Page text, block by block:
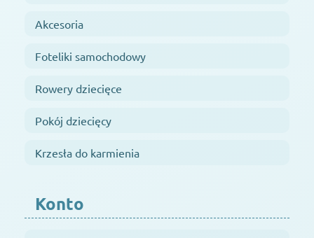
Akcesoria
Foteliki samochodowy
Rowery dziecięce
Pokój dziecięcy
Krzesła do karmienia
Konto